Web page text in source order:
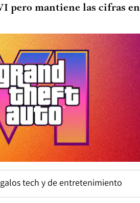
pero mantiene las cifras en
tech y de entretenimiento